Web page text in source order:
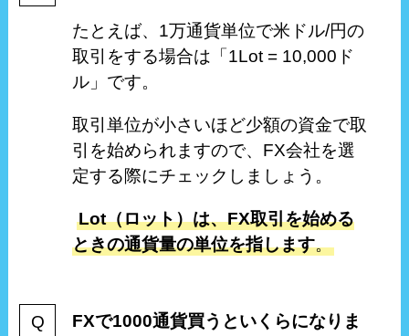
たとえば、1万通貨単位で米ドル/円の
取引をする場合は「1Lot = 10,000ド
ル」です。
取引単位が小さいほど少額の資金で取
引を始められますので、FX会社を選
定する際にチェックしましょう。
Lot（ロット）は、FX取引を始める
ときの通貨量の単位を指します。
FXで1000通貨買うといくらになりま